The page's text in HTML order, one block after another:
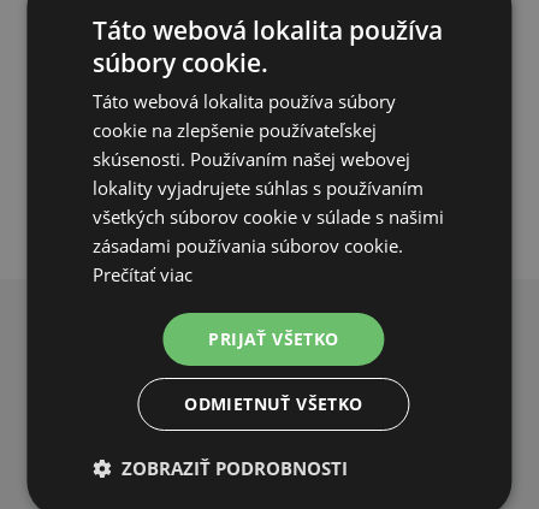
36,70€
SKLADOM
PRIDAŤ DO KOŠÍKA
PREČO NAKUPOVAŤ U NÁS?
Táto webová lokalita používa
súbory cookie.
Táto webová lokalita používa súbory
cookie na zlepšenie používateľskej
skúsenosti. Používaním našej webovej
lokality vyjadrujete súhlas s používaním
všetkých súborov cookie v súlade s našimi
zásadami používania súborov cookie.
Prečítať viac
PRIJAŤ VŠETKO
ODMIETNUŤ VŠETKO
ZOBRAZIŤ PODROBNOSTI